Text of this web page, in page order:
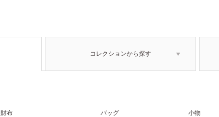
コレクションから探す
財布 バッグ 小物